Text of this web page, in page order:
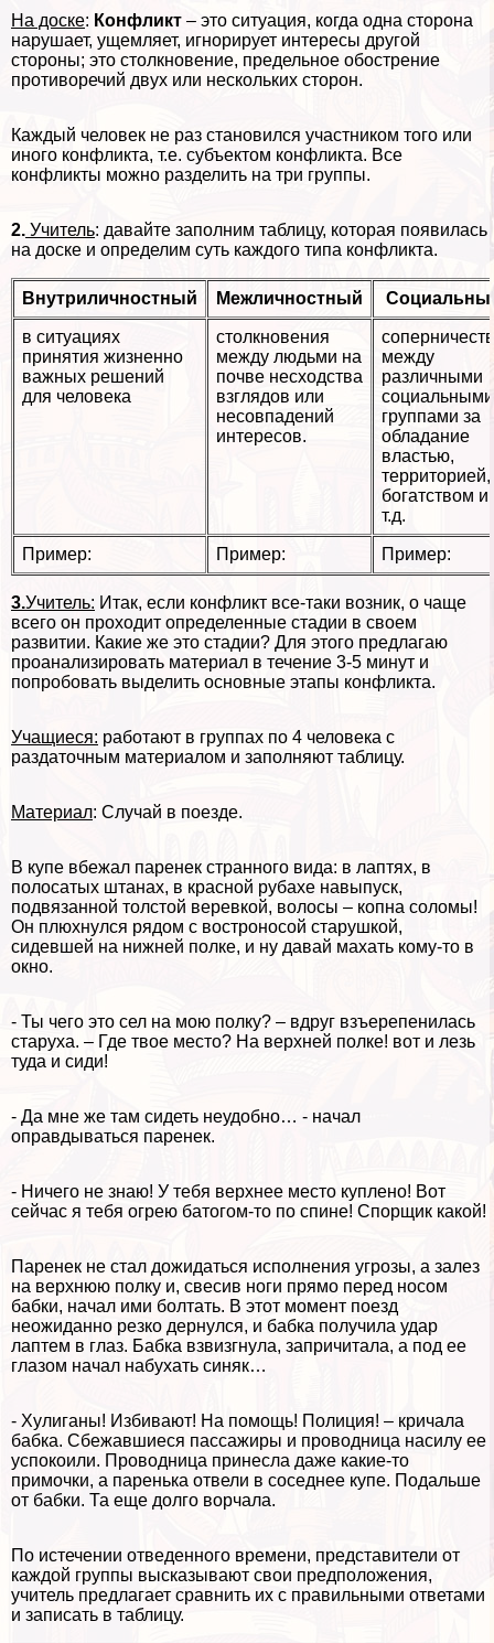
На доске: Конфликт – это ситуация, когда одна сторона
нарушает, ущемляет, игнорирует интересы другой
стороны; это столкновение, предельное обострение
противоречий двух или нескольких сторон.
Каждый человек не раз становился участником того или
иного конфликта, т.е. субъектом конфликта. Все
конфликты можно разделить на три группы.
2. Учитель: давайте заполним таблицу, которая появилась
на доске и определим суть каждого типа конфликта.
Внутриличностный Межличностный
в ситуациях
принятия жизненно
важных решений
для человека
столкновения
между людьми на
почве несходства
взглядов или
несовпадений
интересов.
между
различными
социальными
группами за
обладание
властью,
территорией,
богатством и
т.д.
Пример: Пример: Пример:
3.Учитель: Итак, если конфликт все-таки возник, о чаще
всего он проходит определенные стадии в своем
развитии. Какие же это стадии? Для этого предлагаю
проанализировать материал в течение 3-5 минут и
попробовать выделить основные этапы конфликта.
Учащиеся: работают в группах по 4 человека с
раздаточным материалом и заполняют таблицу.
Материал: Случай в поезде.
В купе вбежал паренек странного вида: в лаптях, в
полосатых штанах, в красной рубахе навыпуск,
подвязанной толстой веревкой, волосы – копна соломы!
Он плюхнулся рядом с востроносой старушкой,
сидевшей на нижней полке, и ну давай махать кому-то в
окно.
- Ты чего это сел на мою полку? – вдруг взъерепенилась
старуха. – Где твое место? На верхней полке! вот и лезь
туда и сиди!
- Да мне же там сидеть неудобно… - начал
оправдываться паренек.
- Ничего не знаю! У тебя верхнее место куплено! Вот
сейчас я тебя огрею батогом-то по спине! Спорщик какой!
Паренек не стал дожидаться исполнения угрозы, а залез
на верхнюю полку и, свесив ноги прямо перед носом
бабки, начал ими болтать. В этот момент поезд
неожиданно резко дернулся, и бабка получила удар
лаптем в глаз. Бабка взвизгнула, запричитала, а под ее
глазом начал набухать синяк…
- Xyлиганы! Избивают! На помощь! Полиция! – кричала
бабка. Сбежавшиеся пассажиры и проводница насилу ее
успокоили. Проводница принесла даже какие-то
примочки, а паренька отвели в соседнее купе. Подальше
от бабки. Та еще долго ворчала.
По истечении отведенного времени, представители от
каждой группы высказывают свои предположения,
учитель предлагает сравнить их с правильными ответами
и записать в таблицу.